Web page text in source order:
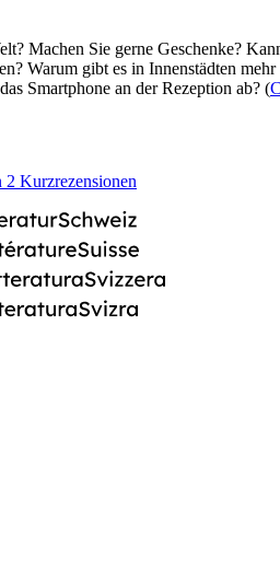
Machen Sie gerne Geschenke?
Warum gibt es in Innenstädten
Smartphone an der Rezeption ab? (
2 Kurzrezensionen